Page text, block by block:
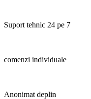
Suport tehnic 24 pe 7
comenzi individuale
Anonimat deplin